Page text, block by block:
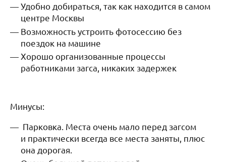
Удобно добираться, так как находится в самом
центре Москвы
Возможность устроить фотосессию без
поездок на машине
Хорошо организованные процессы
работниками загса, никаких задержек
Минусы:
Парковка. Места очень мало перед загсом
и практически всегда все места заняты, плюс
она дорогая.